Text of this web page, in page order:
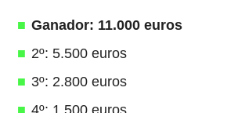
Ganador: 11.000 euros
2º: 5.500 euros
3º: 2.800 euros